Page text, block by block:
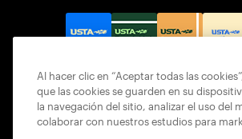
Al hacer clic en “Aceptar todas las
que las cookies se guarden en su
la navegación del sitio, analizar el uso del
colaborar con nuestros estudios para